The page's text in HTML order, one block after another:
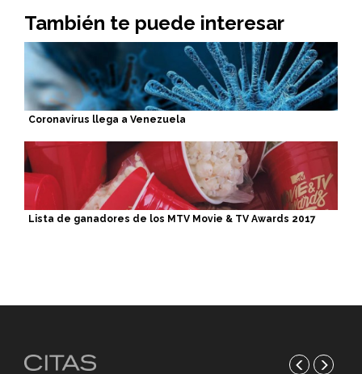
También te puede interesar
Coronavirus llega a Venezuela
Lista de ganadores de los MTV Movie & TV Awards 2017